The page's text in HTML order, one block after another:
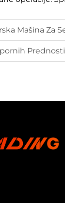
Mašina Za